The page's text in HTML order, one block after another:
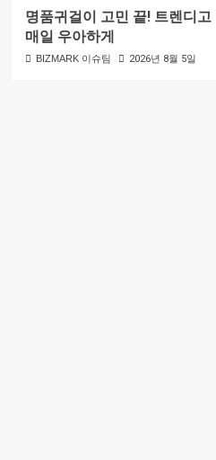
명품귀걸이 고민 끝! 트렌디
매일 우아하게
BIZMARK 이슈팀 2026년 8월 5일